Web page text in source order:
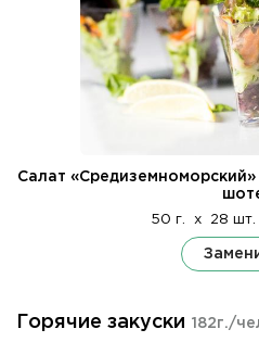
Салат
50 г. x 28 шт.
Горячие закуски 182г./